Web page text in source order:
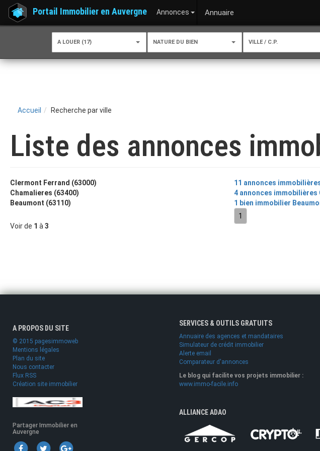
Portail Immobilier en Auvergne Annonces Annuaire
A LOUER (17) NATURE DU BIEN VILLE / C.P.
Accueil Recherche par ville
Liste des annonces
Clermont Ferrand (63000)
11 annonces
Chamalieres (63400)
4 annonces immobilières
Beaumont (63110)
1 bien immobilier
Voir de 1 à 3
1
A PROPOS DU SITE
© 2015 pagesimmoweb
Mentions légales
Plan du site
Nous contacter
Flux RSS
Création site immobilier
Partager Immobilier en
Auvergne
SERVICES & OUTILS GRATUITS
Annuaire des agences et mandataires
Simulateur de crédit immobilier
Alerte email
Comparateur d'annonces
Le blog qui facilite vos projets immobilier :
www.immo-facile.info
ALLIANCE ADAO